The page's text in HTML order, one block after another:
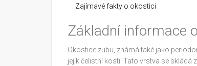
Zajímavé fakty o okostici
Základní informace
Okostice zubu, známá také jako
jej k čelistní kosti. Tato vrstva se skládá